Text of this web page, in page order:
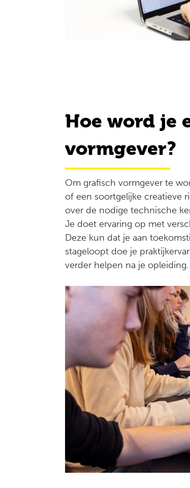
Hoe word je
vormgever?
Om grafisch vormgever te
of een soortgelijke creatieve
over de nodige technische
Je doet ervaring op met
Deze kun dat je aan
stageloopt doe je
verder helpen na je opleiding.